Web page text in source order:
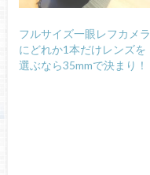
フルサイズ一眼レフカメラ
にどれか1本だけレンズを
選ぶなら35mmで決まり！